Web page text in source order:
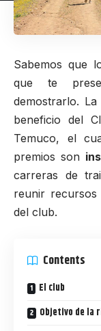
Sabemos que
que te
demostrarlo.
beneficio del
Temuco, el
premios son
carreras de
reunir recursos
del club.
Contents
El club
Objetivo de la